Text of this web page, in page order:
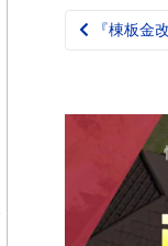
Post
『棟板金